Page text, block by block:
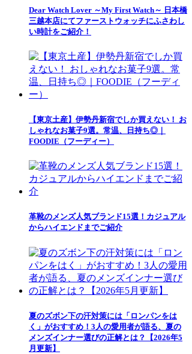
Dear Watch Lover ～My First Watch～ 日本橋
三越本店にてファーストウォッチにふさわし
い時計をご紹介！
【東京土産】伊勢丹新宿でしか買えない！ お
しゃれなお菓子9選。常温、日持ち◎｜
FOODIE（フーディー）
革靴のメンズ人気ブランド15選！カジュアル
からハイエンドまでご紹介
夏のズボン下の汗対策には「ロンパンをは
く」がおすすめ！3人の愛用者が語る、夏の
メンズインナー選びの正解とは？【2026年5
月更新】